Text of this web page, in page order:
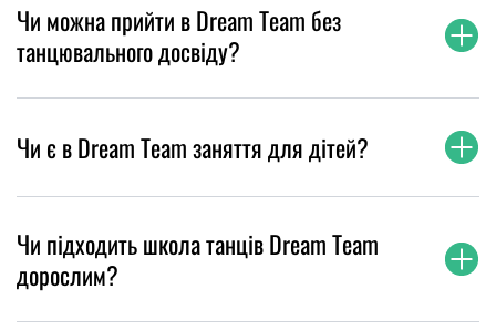
Чи можна прийти в Dream Team без
танцювального досвіду?
Чи є в Dream Team заняття для дітей?
Чи підходить школа танців Dream Team
дорослим?